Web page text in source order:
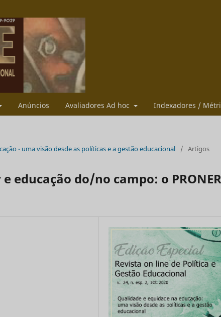
Anúncios Avaliadores Ad hoc Indexadores /
- uma visão desde as políticas e a gestão educacional
/ Artigos
educação do/no campo: o